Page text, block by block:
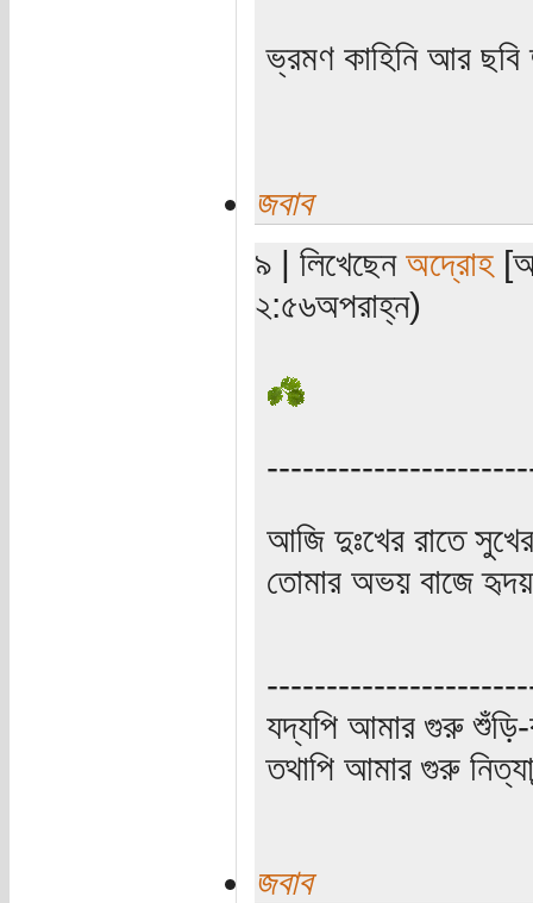
ভ্রমণ কাহিনি আর
জবাব
৯ | লিখেছেন অদ্রোহ
২:৫৬অপরাহ্ন)
আজি দুঃখের রাতে
তোমার অভয় বাজে
যদ্যপি আমার গুরু শুঁড়ি-
তথাপি আমার গুরু
জবাব